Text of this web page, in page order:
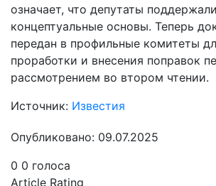
означает, что депутаты
концептуальные основы. Теперь
передан в профильные комитеты
проработки и внесения поправок
рассмотрением во втором чтении.
Источник: Известия
Опубликовано: 09.07.2025
0 0 голоса
Article Rating